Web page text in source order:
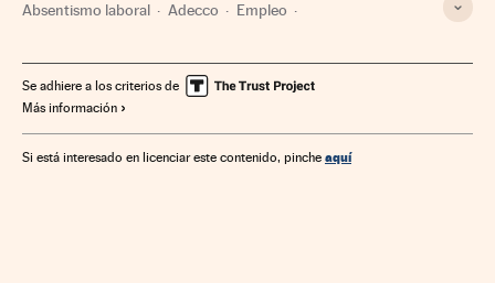
Absentismo laboral Adecco Empleo
Se adhiere a los criterios de
Más información
Si está interesado en licenciar este contenido, pinche aquí